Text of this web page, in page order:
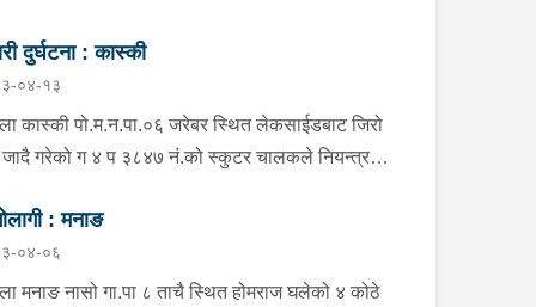
दुर्घटना : कास्की
०४-१३
कास्की पो.म.न.पा.०६ जरेबर स्थित लेकसाईडबाट जिरो
जादै गरेको ग ४ प ३८४७ नं.को स्कुटर चालकले नियन्त्रण
पो.म.न.पा.०१ अर्चलबोट बस्ने बर्ष २४ कि शान्ति नेपाली
भई उपचारको लागि G.M.C अस्पताल पठाइएको ।
: मनाङ
०४-०६
मनाङ नासो गा.पा ८ ताचै स्थित होमराज घलेको ४ कोठे